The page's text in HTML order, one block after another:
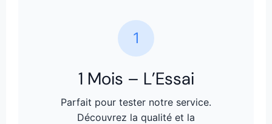
1
1 Mois – L’Essai
Parfait pour tester notre service.
Découvrez la qualité et la